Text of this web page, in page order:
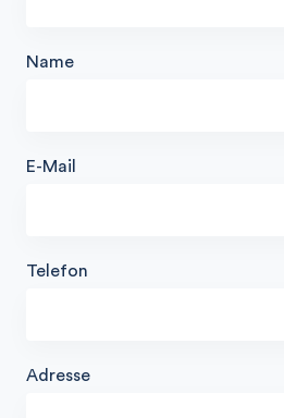
Name
E-Mail
Telefon
Adresse